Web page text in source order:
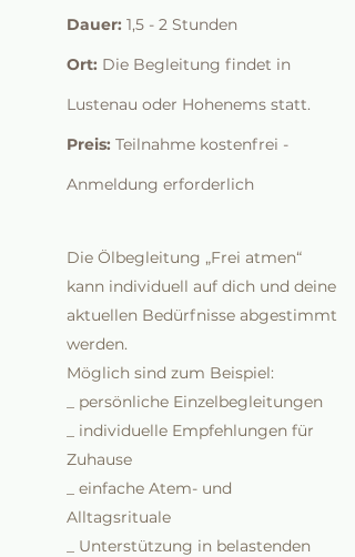
Dauer: 1,5 - 2 Stunden
Ort: Die Begleitung findet in
Lustenau oder Hohenems statt.
Preis: Teilnahme kostenfrei -
Anmeldung erforderlich
Die Ölbegleitung „Frei atmen“
kann individuell auf dich und deine
aktuellen Bedürfnisse abgestimmt
werden.
Möglich sind zum Beispiel:
_ persönliche Einzelbegleitungen
_ individuelle Empfehlungen für
Zuhause
_ einfache Atem- und
Alltagsrituale
_ Unterstützung in belastenden